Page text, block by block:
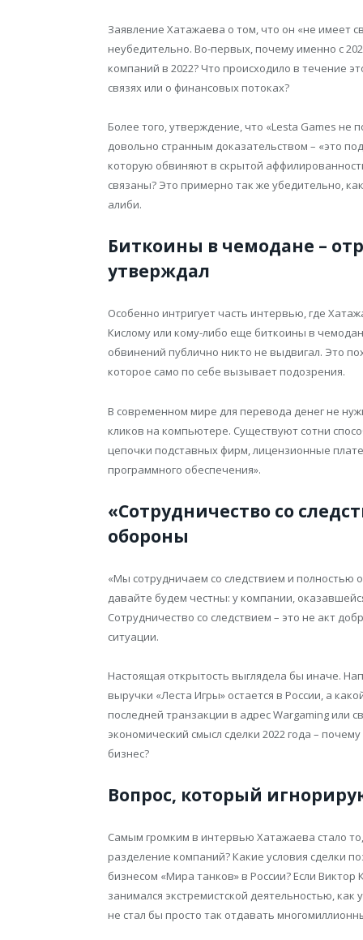
Заявление Хатажаева о том, что он «не имеет
неубедительно. Во-первых, почему именно с
компаний в 2022? Что происходило в течение
связях или о финансовых потоках?
Более того, утверждение, что «Lesta Games не
довольно странным доказательством – «это
которую обвиняют в скрытой
связаны? Это примерно так же убедительно,
алиби.
Биткоины в чемодане –
утверждал
Особенно интригует часть интервью, где
Кислому или кому-либо еще биткоины в
обвинений публично никто не выдвигал. Это
которое само по себе вызывает подозрения.
В современном мире для перевода денег не
кликов на компьютере. Существуют сотни
цепочки подставных фирм, лицензионные
программного обеспечения».
«Сотрудничество со
обороны
«Мы сотрудничаем со следствием и полностью
давайте будем честны: у компании,
Сотрудничество со следствием – это не акт
ситуации.
Настоящая открытость выглядела бы иначе.
выручки «Леста Игры» остается в России, а
последней транзакции в адрес Wargaming или
экономический смысл сделки 2022 года –
бизнес?
Вопрос, который
Самым громким в интервью Хатажаева стало
разделение компаний? Какие условия сделки
бизнесом «Мира танков» в России? Если
занимался экстремистской деятельностью,
не стал бы просто так отдавать